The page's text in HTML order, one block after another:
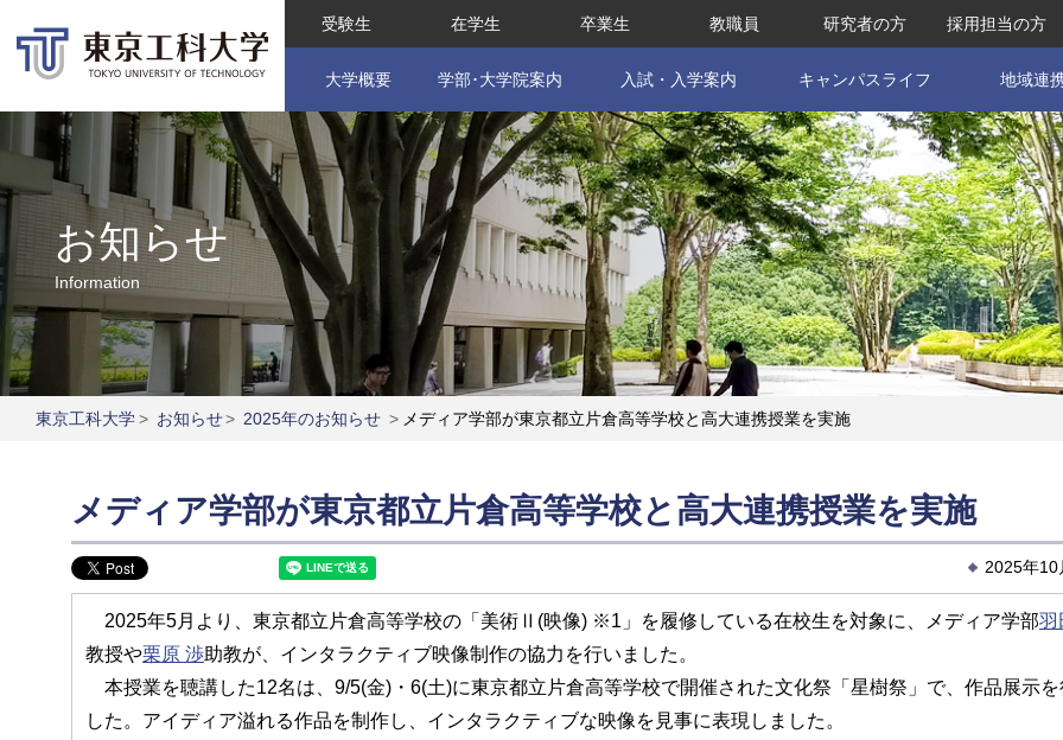
受験生 在学生 卒業生 教職員 研究者の方 採用担当の方
大学概要 学部･大学院案内 入試・入学案内 キャンパスライフ 地域連
お知らせ
Information
東京工科大学> お知らせ> 2025年のお知らせ > メディア学部が東京都立片倉高等学校と高大連携授業を実施
メディア学部が東京都立片倉高等学校と高大連携授業を実施
2025年10
2025年5月より、東京都立片倉高等学校の「美術Ⅱ(映像) ※1」を履修している在校生を対象に、メディア学部羽
教授や栗原 渉助教が、インタラクティブ映像制作の協力を行いました。
本授業を聴講した12名は、9/5(金)・6(土)に東京都立片倉高等学校で開催された文化祭「星樹祭」で、作品展示
した。アイディア溢れる作品を制作し、インタラクティブな映像を見事に表現しました。